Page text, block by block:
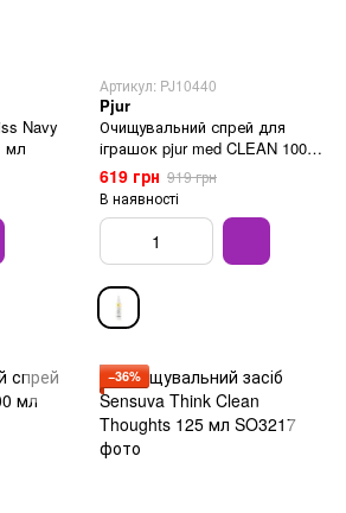
Navy
мл
Артикул: PJ10440
Pjur
Очищувальний спрей для
іграшок pjur med CLEAN 100
мл
619 грн 919 грн
В наявності
−36%